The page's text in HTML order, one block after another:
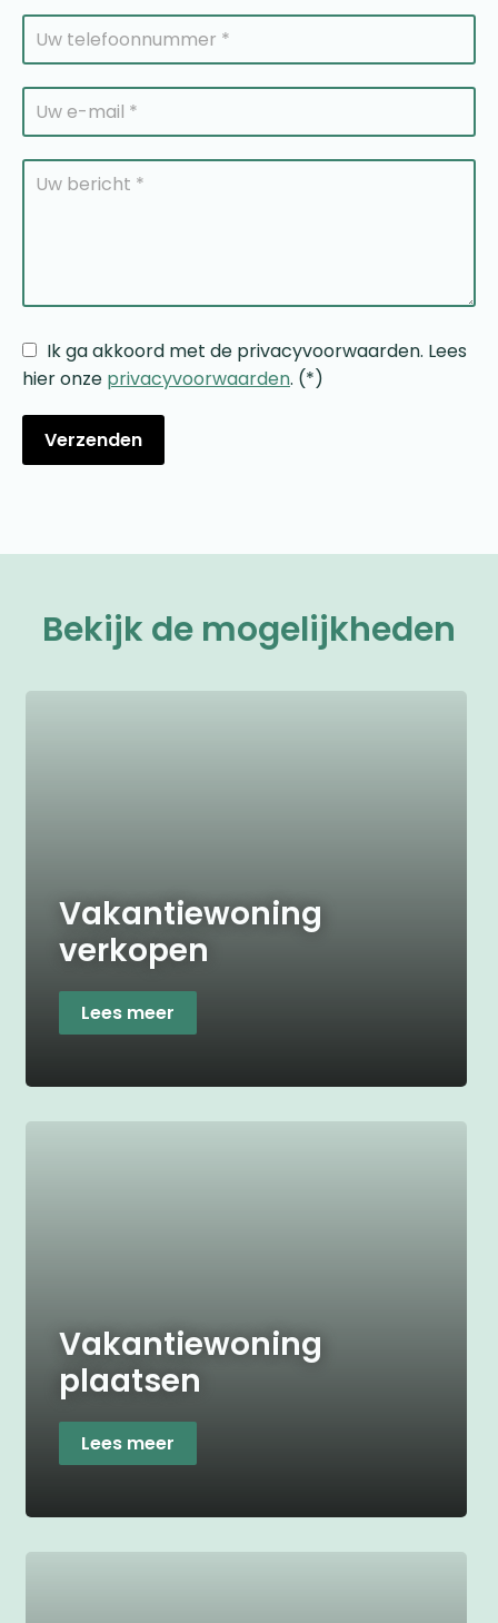
Ik ga akkoord met de privacyvoorwaarden. Lees
hier onze privacyvoorwaarden. (*)
Bekijk de mogelijkheden
Vakantiewoning
verkopen
Lees meer
Vakantiewoning
plaatsen
Lees meer